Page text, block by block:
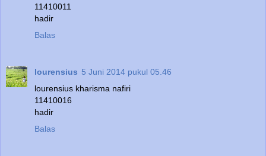
11410011
hadir
Balas
lourensius 5 Juni 2014 pukul 05.46
lourensius kharisma nafiri
11410016
hadir
Balas